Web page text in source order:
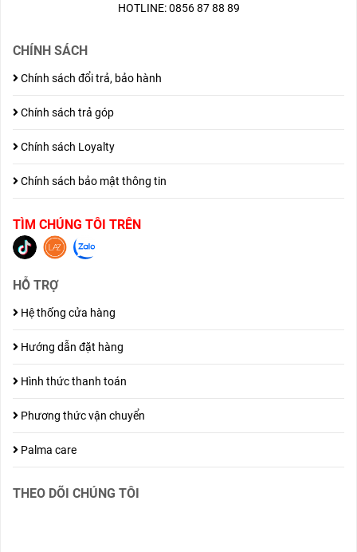
HOTLINE: 0856 87 88 89
CHÍNH SÁCH
Chính sách đổi trả, bảo hành
Chính sách trả góp
Chính sách Loyalty
Chính sách bảo mật thông tin
TÌM CHÚNG TÔI TRÊN
HỖ TRỢ
Hệ thống cửa hàng
Hướng dẫn đặt hàng
Hình thức thanh toán
Phương thức vận chuyển
Palma care
THEO DÕI CHÚNG TÔI